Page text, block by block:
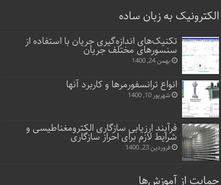
الکترونیک به زبان ساده
تکنیک‌های اندازه‌گیری جریان با استفاده از
سنسورهای مختلف جریان
بهمن 24, 1400
انواع ترانسفورمرها و کاربرد آنها
شهریور 10, 1400
فرآیند ارزیابی سازگاری الکترومغناطیسی و
شرایط لازم برای احراز سازگاری
فروردین 23, 1400
حمایت از آموزش‌ها